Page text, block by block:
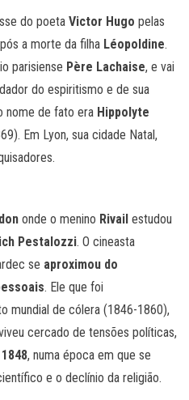
do poeta Victor Hugo pelas
a morte da filha Léopoldine.
parisiense Père Lachaise, e vai
do espiritismo e de sua
nome de fato era Hippolyte
Em Lyon, sua cidade Natal,
onde o menino Rivail estudou
Pestalozzi. O cineasta
se aproximou do
. Ele que foi
mundial de cólera (1846-1860),
cercado de tensões políticas,
, numa época em que se
e o declínio da religião.